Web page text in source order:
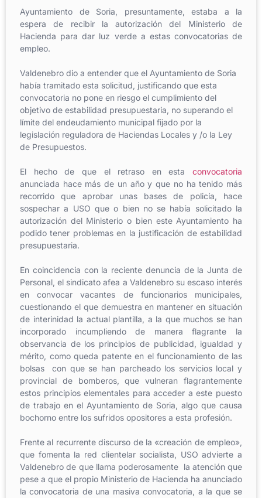
Ayuntamiento de Soria, presuntamente, estaba a la
espera de recibir la autorización del Ministerio de
Hacienda para dar luz verde a estas convocatorias de
empleo.
Valdenebro dio a entender que el Ayuntamiento de Soria
había tramitado esta solicitud, justificando que esta
convocatoria no pone en riesgo el cumplimiento del
objetivo de estabilidad presupuestaria, no superando el
límite del endeudamiento municipal fijado por la
legislación reguladora de Haciendas Locales y /o la Ley
de Presupuestos.
El hecho de que el retraso en esta convocatoria
anunciada hace más de un año y que no ha tenido más
recorrido que aprobar unas bases de policía, hace
sospechar a USO que o bien no se había solicitado la
autorización del Ministerio o bien este Ayuntamiento ha
podido tener problemas en la justificación de estabilidad
presupuestaria.
En coincidencia con la reciente denuncia de la Junta de
Personal, el sindicato afea a Valdenebro su escaso interés
en convocar vacantes de funcionarios municipales,
cuestionando el que demuestra en mantener en situación
de interinidad la actual plantilla, a la que muchos se han
incorporado incumpliendo de manera flagrante la
observancia de los principios de publicidad, igualdad y
mérito, como queda patente en el funcionamiento de las
bolsas con que se han parcheado los servicios local y
provincial de bomberos, que vulneran flagrantemente
estos principios elementales para acceder a este puesto
de trabajo en el Ayuntamiento de Soria, algo que causa
bochorno entre los sufridos opositores a esta profesión.
Frente al recurrente discurso de la «creación de empleo»,
que fomenta la red clientelar socialista, USO advierte a
Valdenebro de que llama poderosamente la atención que
pese a que el propio Ministerio de Hacienda ha anunciado
la convocatoria de una masiva convocatoria, a la que se